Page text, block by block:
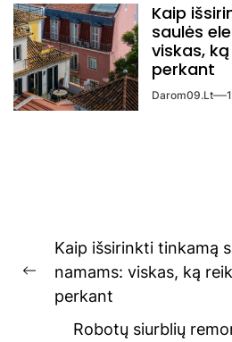
Kaip
saulės
viskas,
perkant
Darom09.lt
Navigacija
tarp
įrašų
Previous
post:
Kaip išsirinkti tinkamą
namams: viskas, ką
perkant
Robotų siurblių